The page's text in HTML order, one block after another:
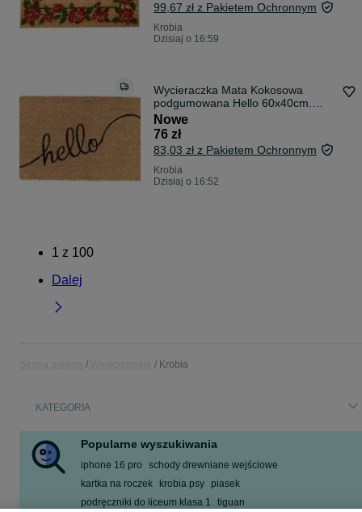
99,67 zł z Pakietem Ochronnym
Krobia
Dzisiaj o 16:59
Wycieraczka Mata Kokosowa
podgumowana Hello 60x40cm.
MC138
Nowe
76 zł
83,03 zł z Pakietem Ochronnym
Krobia
Dzisiaj o 16:52
1 z 100
Dalej
Krobia
KATEGORIA
Popularne wyszukiwania
iphone 16 pro
schody drewniane wejściowe
kartka na roczek
krobia psy
piasek
podręczniki do liceum klasa 1
tiguan